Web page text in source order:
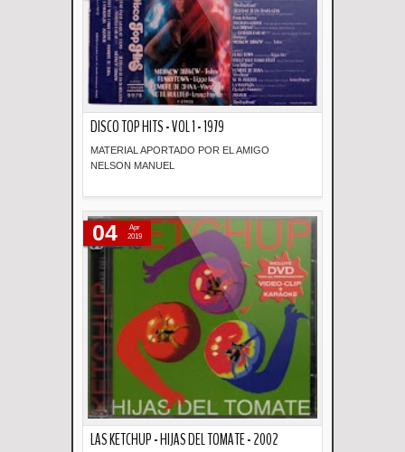
DISCO TOP HITS - VOL 1 - 1979
MATERIAL APORTADO POR EL AMIGO
NELSON MANUEL
LAS KETCHUP - HIJAS DEL TOMATE - 2002
04
Apr
2019